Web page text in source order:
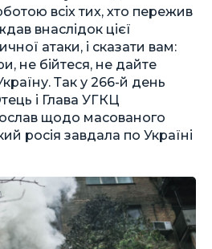
всіх тих, хто пережив
внаслідок цієї
атаки, і сказати вам:
не бійтеся, не дайте
Так у 266-й день
і Глава УГКЦ
щодо масованого
росія завдала по Україні